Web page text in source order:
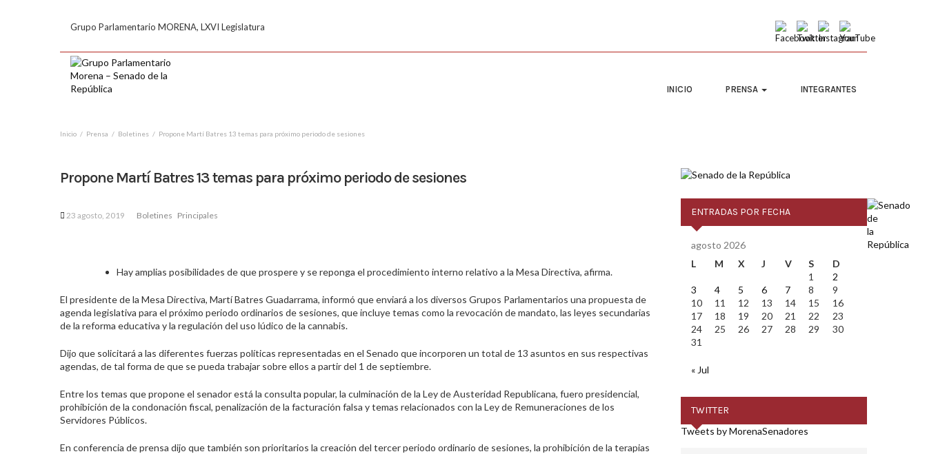
Grupo Parlamentario MORENA, LXVI Legislatura
INICIO PRENSA INTEGRANTES
Inicio Prensa Boletines Propone Martí Batres 13 temas para próximo periodo de sesiones
Propone Martí Batres 13 temas para próximo periodo de sesiones
23 agosto, 2019 Boletines Principales
Hay amplias posibilidades de que prospere y se reponga el procedimiento interno relativo a la Mesa Directiva, afirma.
El presidente de la Mesa Directiva, Martí Batres Guadarrama, informó que enviará a los diversos Grupos Parlamentarios una propuesta de
agenda legislativa para el próximo periodo ordinarios de sesiones, que incluye temas como la revocación de mandato, las leyes secundarias
de la reforma educativa y la regulación del uso lúdico de la cannabis.
Dijo que solicitará a las diferentes fuerzas políticas representadas en el Senado que incorporen un total de 13 asuntos en sus respectivas
agendas, de tal forma de que se pueda trabajar sobre ellos a partir del 1 de septiembre.
Entre los temas que propone el senador está la consulta popular, la culminación de la Ley de Austeridad Republicana, fuero presidencial,
prohibición de la condonación fiscal, penalización de la facturación falsa y temas relacionados con la Ley de Remuneraciones de los
Servidores Públicos.
En conferencia de prensa dijo que también son prioritarios la creación del tercer periodo ordinario de sesiones, la prohibición de la terapias
ENTRADAS POR FECHA
agosto 2026
L
M X J V S
D
1
2
3
4 5 6 7 8
9
10
11 12 13 14 15
16
17
18 19 20 21 22
23
24
25 26 27 28 29
30
31
« Jul
TWITTER
Tweets by MorenaSenadores